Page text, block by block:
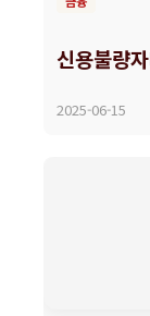
신용불량
2025-06-15